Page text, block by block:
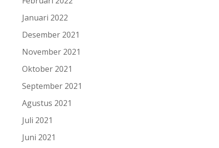
Januari 2022
Desember 2021
November 2021
Oktober 2021
September 2021
Agustus 2021
Juli 2021
Juni 2021